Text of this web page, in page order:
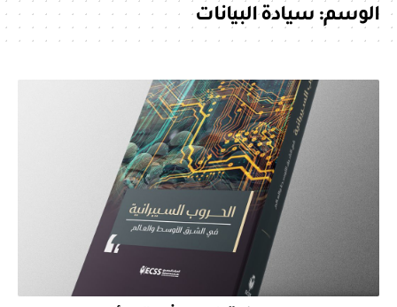
الوسم:سيادة البيانات